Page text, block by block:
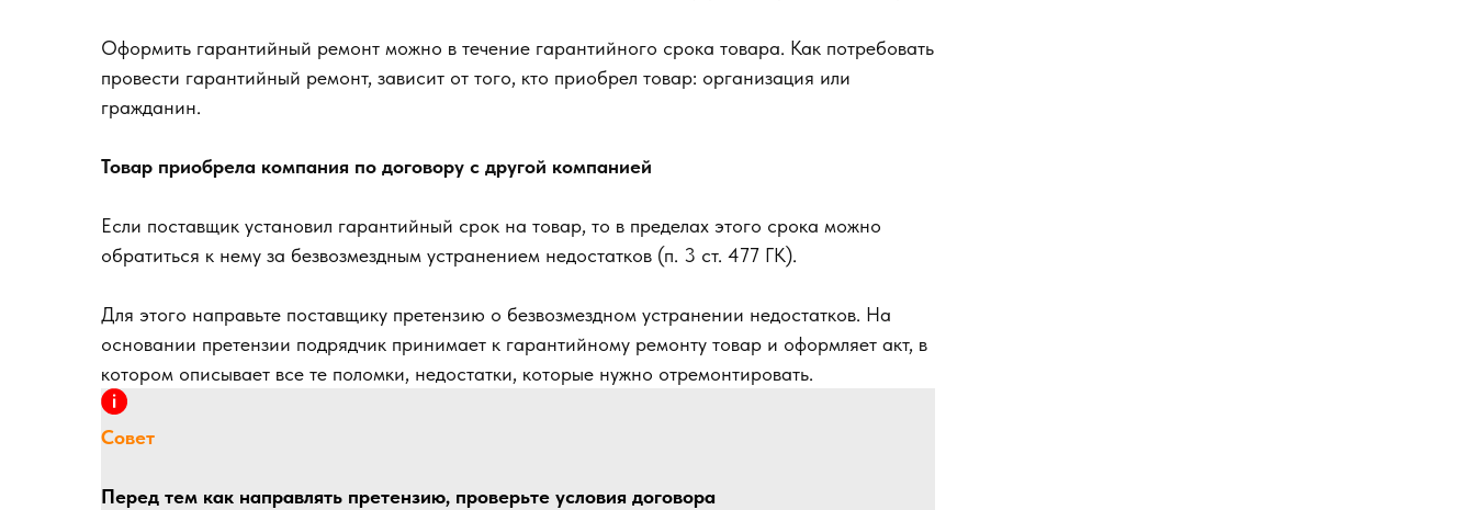
Оформить гарантийный ремонт можно в течение гарантийного срока товара. Как потребовать
провести гарантийный ремонт, зависит от того, кто приобрел товар: организация или
гражданин.
Товар приобрела компания по договору с другой компанией
Если поставщик установил гарантийный срок на товар, то в пределах этого срока можно
обратиться к нему за безвозмездным устранением недостатков (п. 3 ст. 477 ГК).
Для этого направьте поставщику претензию о безвозмездном устранении недостатков. На
основании претензии подрядчик принимает к гарантийному ремонту товар и оформляет акт, в
котором описывает все те поломки, недостатки, которые нужно отремонтировать.
Совет
Перед тем как направлять претензию, проверьте условия договора